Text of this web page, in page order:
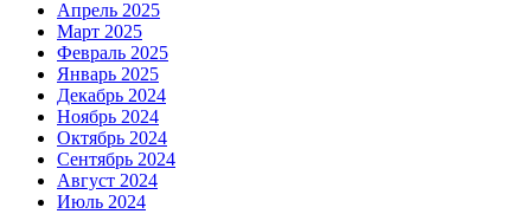
Апрель 2025
Март 2025
Февраль 2025
Январь 2025
Декабрь 2024
Ноябрь 2024
Октябрь 2024
Сентябрь 2024
Август 2024
Июль 2024